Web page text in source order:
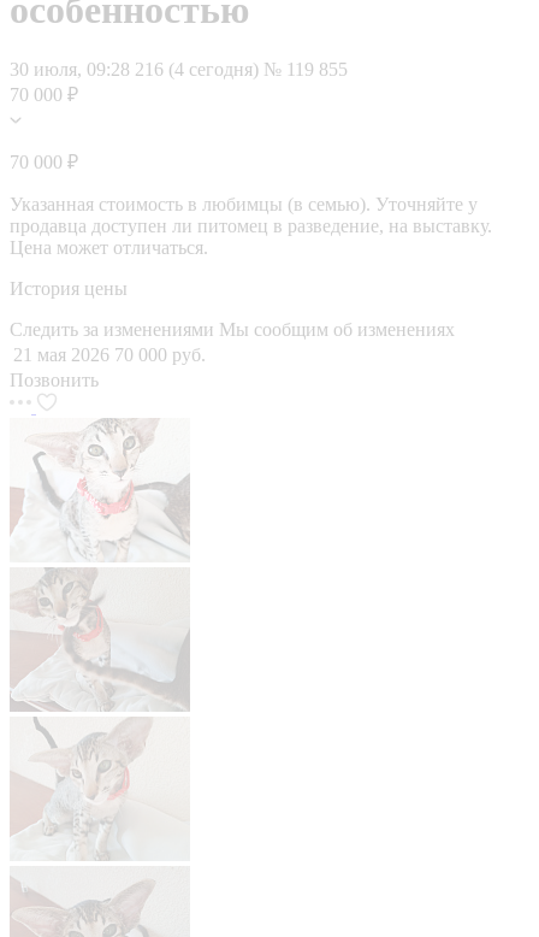
особенностью
30 июля, 09:28 216 (4 сегодня) № 119 855
70 000 ₽
70 000 ₽
Указанная стоимость в любимцы (в семью). Уточняйте у
продавца доступен ли питомец в разведение, на выставку.
Цена может отличаться.
История цены
Следить за изменениями Мы сообщим об изменениях
21 мая 2026 70 000 руб.
Позвонить